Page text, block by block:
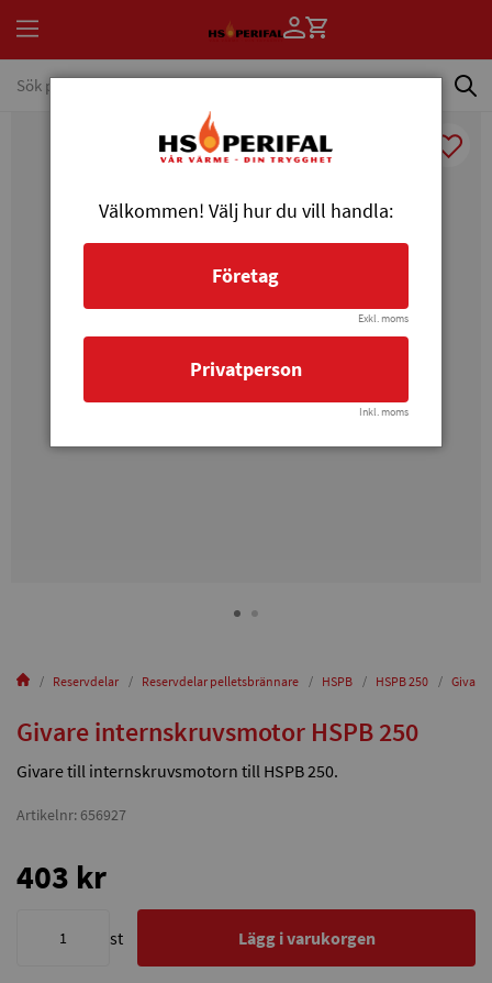
Reservdelar Reservdelar pelletsbrännare HSPB HSPB 250 Givare
Givare internskruvsmotor HSPB 250
Givare till internskruvsmotorn till HSPB 250.
Artikelnr: 656927
403 kr
st Lägg i varukorgen
Välkommen! Välj hur du vill handla:
Företag
Exkl. moms
Privatperson
Inkl. moms